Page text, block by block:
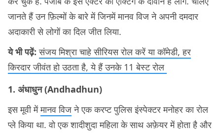
जानते हैं उन फ़िल्मों के बारे में जिनमें मानव विज ने अपनी दमदार
अदाकारी से लोगों का दिल जीत लिया.
ये भी पढ़ें:संजय मिश्रा चाहे सीरियस रोल करें या कॉमेडी, हर
किरदार जीवंत हो उठता है, ये हैं उनके 11 बेस्ट रोल
1. अंधाधुन (Andhadhun)
इस मूवी मेंमानव विजने एक करप्ट पुलिस इंस्पेक्टर मनोहर का रोल
प्ले किया था. वो एक शादीशुदा महिला के साथ अफ़ेयर में होता है और